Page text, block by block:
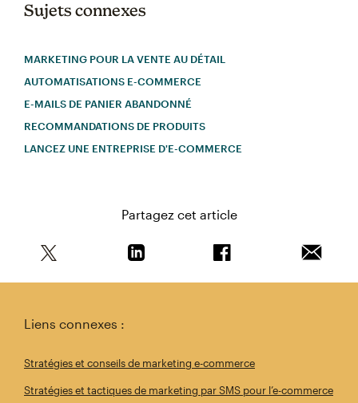
Sujets connexes
MARKETING POUR LA VENTE AU DÉTAIL
AUTOMATISATIONS E-COMMERCE
E-MAILS DE PANIER ABANDONNÉ
RECOMMANDATIONS DE PRODUITS
LANCEZ UNE ENTREPRISE D'E-COMMERCE
Partagez cet article
Liens connexes :
Stratégies et conseils de marketing e-commerce
Stratégies et tactiques de marketing par SMS pour l’e-commerce